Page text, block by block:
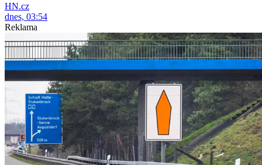
HN.cz
dnes, 03:54
Reklama